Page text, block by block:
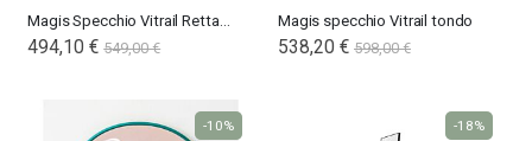
Magis Specchio Vitrail Rettangolare
494,10 € 549,00 €
Magis specchio Vitrail tondo
538,20 € 598,00 €
-10% -18%